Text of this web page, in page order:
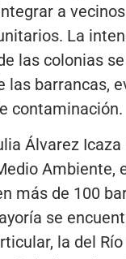
a
La
las colonias
las barrancas,
contaminación.
Álvarez Icaza
Ambiente,
más de 100
se
la del